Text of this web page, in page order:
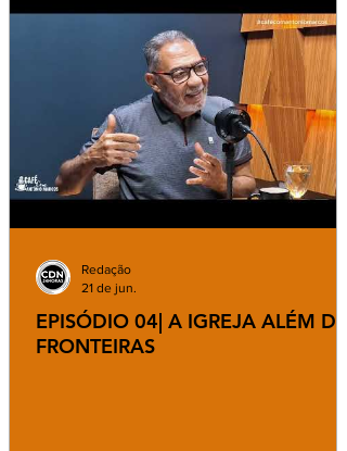
EPISÓDIO 04| A IGREJA ALÉM
FRONTEIRAS
Redação
21 de jun.